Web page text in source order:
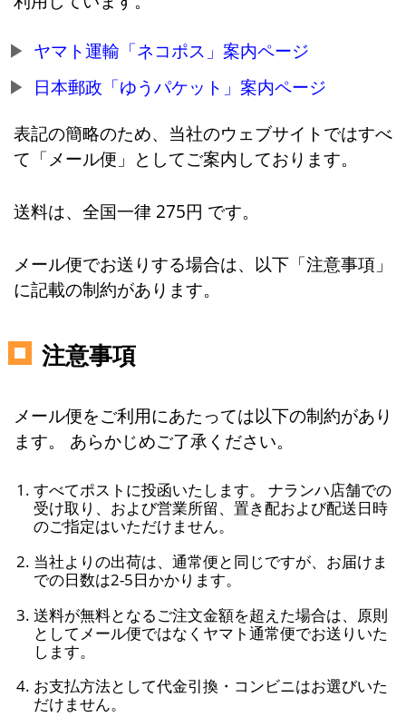
ヤマト運輸「ネコポス」案内ページ
日本郵政「ゆうパケット」案内ページ
表記の簡略のため、当社のウェブサイトではすべ
て「メール便」としてご案内しております。
送料は、全国一律 275円 です。
メール便でお送りする場合は、以下「注意事項」
に記載の制約があります。
注意事項
メール便をご利用にあたっては以下の制約があり
ます。 あらかじめご了承ください。
すべてポストに投函いたします。 ナランハ店舗での
受け取り、および営業所留、置き配および配送日時
のご指定はいただけません。
当社よりの出荷は、通常便と同じですが、お届けま
での日数は2-5日かかります。
送料が無料となるご注文金額を超えた場合は、原則
としてメール便ではなくヤマト通常便でお送りいた
します。
お支払方法として代金引換・コンビニはお選びいた
だけません。